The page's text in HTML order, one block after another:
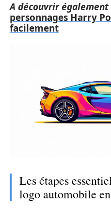
A découvrir également
personnages Harry
facilement
Les étapes
logo automobile